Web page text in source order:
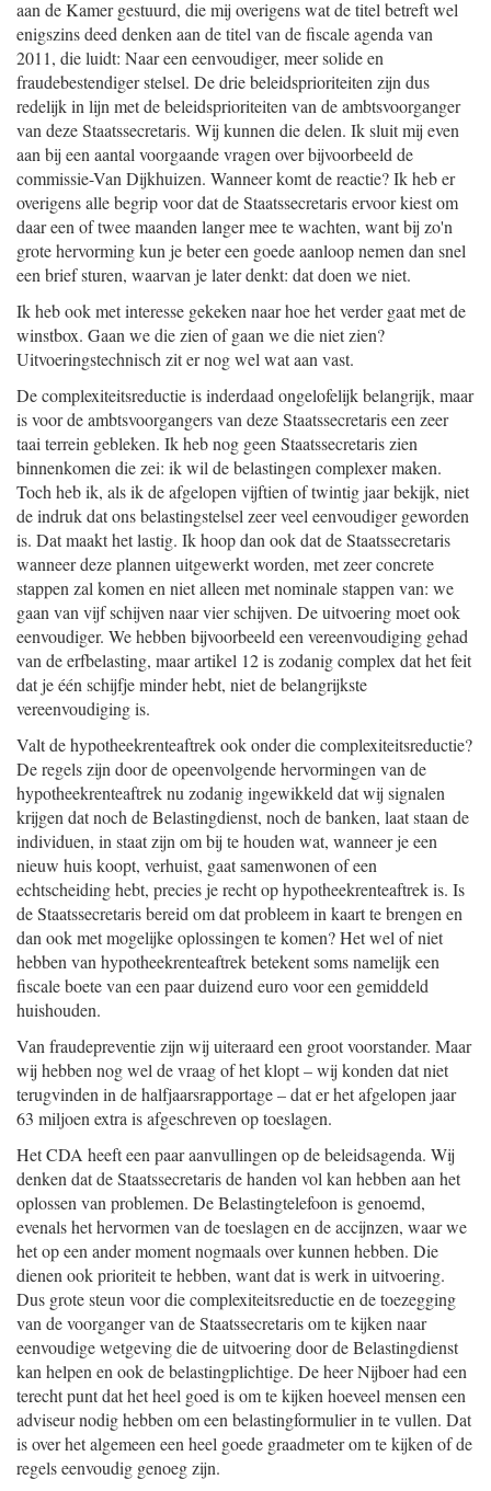
aan de Kamer gestuurd, die mij overigens wat de titel betreft wel
enigszins deed denken aan de titel van de fiscale agenda van
2011, die luidt: Naar een eenvoudiger, meer solide en
fraudebestendiger stelsel. De drie beleidsprioriteiten zijn dus
redelijk in lijn met de beleidsprioriteiten van de ambtsvoorganger
van deze Staatssecretaris. Wij kunnen die delen. Ik sluit mij even
aan bij een aantal voorgaande vragen over bijvoorbeeld de
commissie-Van Dijkhuizen. Wanneer komt de reactie? Ik heb er
overigens alle begrip voor dat de Staatssecretaris ervoor kiest om
daar een of twee maanden langer mee te wachten, want bij zo'n
grote hervorming kun je beter een goede aanloop nemen dan snel
een brief sturen, waarvan je later denkt: dat doen we niet.
Ik heb ook met interesse gekeken naar hoe het verder gaat met de
winstbox. Gaan we die zien of gaan we die niet zien?
Uitvoeringstechnisch zit er nog wel wat aan vast.
De complexiteitsreductie is inderdaad ongelofelijk belangrijk, maar
is voor de ambtsvoorgangers van deze Staatssecretaris een zeer
taai terrein gebleken. Ik heb nog geen Staatssecretaris zien
binnenkomen die zei: ik wil de belastingen complexer maken.
Toch heb ik, als ik de afgelopen vijftien of twintig jaar bekijk, niet
de indruk dat ons belastingstelsel zeer veel eenvoudiger geworden
is. Dat maakt het lastig. Ik hoop dan ook dat de Staatssecretaris
wanneer deze plannen uitgewerkt worden, met zeer concrete
stappen zal komen en niet alleen met nominale stappen van: we
gaan van vijf schijven naar vier schijven. De uitvoering moet ook
eenvoudiger. We hebben bijvoorbeeld een vereenvoudiging gehad
van de erfbelasting, maar artikel 12 is zodanig complex dat het feit
dat je één schijfje minder hebt, niet de belangrijkste
vereenvoudiging is.
Valt de hypotheekrenteaftrek ook onder die complexiteitsreductie?
De regels zijn door de opeenvolgende hervormingen van de
hypotheekrenteaftrek nu zodanig ingewikkeld dat wij signalen
krijgen dat noch de Belastingdienst, noch de banken, laat staan de
individuen, in staat zijn om bij te houden wat, wanneer je een
nieuw huis koopt, verhuist, gaat samenwonen of een
echtscheiding hebt, precies je recht op hypotheekrenteaftrek is. Is
de Staatssecretaris bereid om dat probleem in kaart te brengen en
dan ook met mogelijke oplossingen te komen? Het wel of niet
hebben van hypotheekrenteaftrek betekent soms namelijk een
fiscale boete van een paar duizend euro voor een gemiddeld
huishouden.
Van fraudepreventie zijn wij uiteraard een groot voorstander. Maar
wij hebben nog wel de vraag of het klopt – wij konden dat niet
terugvinden in de halfjaarsrapportage – dat er het afgelopen jaar
63 miljoen extra is afgeschreven op toeslagen.
Het CDA heeft een paar aanvullingen op de beleidsagenda. Wij
denken dat de Staatssecretaris de handen vol kan hebben aan het
oplossen van problemen. De Belastingtelefoon is genoemd,
evenals het hervormen van de toeslagen en de accijnzen, waar we
het op een ander moment nogmaals over kunnen hebben. Die
dienen ook prioriteit te hebben, want dat is werk in uitvoering.
Dus grote steun voor die complexiteitsreductie en de toezegging
van de voorganger van de Staatssecretaris om te kijken naar
eenvoudige wetgeving die de uitvoering door de Belastingdienst
kan helpen en ook de belastingplichtige. De heer Nijboer had een
terecht punt dat het heel goed is om te kijken hoeveel mensen een
adviseur nodig hebben om een belastingformulier in te vullen. Dat
is over het algemeen een heel goede graadmeter om te kijken of de
regels eenvoudig genoeg zijn.